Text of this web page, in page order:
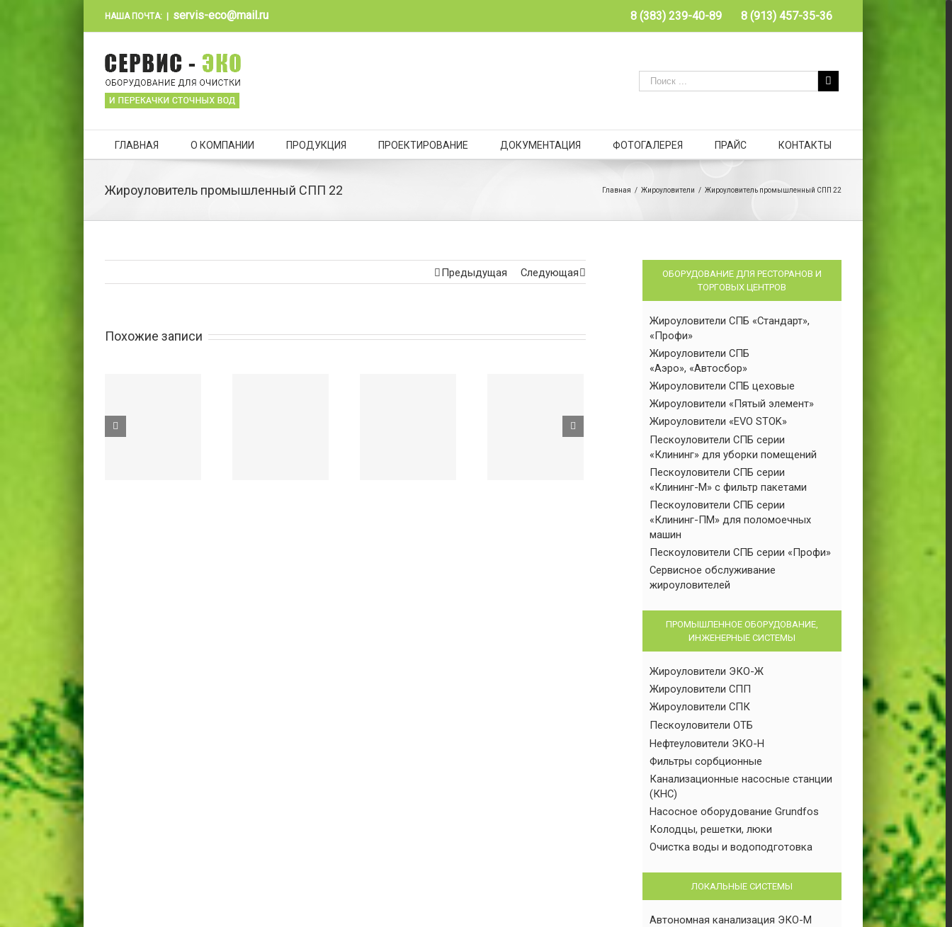
НАША ПОЧТА: servis-eco@mail.ru 8 (383) 239-40-89 8 (913) 457-35-36
ГЛАВНАЯ О КОМПАНИИ ПРОДУКЦИЯ ПРОЕКТИРОВАНИЕ ДОКУМЕНТАЦИЯ ФОТОГАЛЕРЕЯ ПРАЙС КОНТАКТЫ
Жироуловитель промышленный СПП 22 Главная / Жироуловители / Жироуловитель промышленный СПП 22
Предыдущая Следующая
Похожие записи
ОБОРУДОВАНИЕ ДЛЯ РЕСТОРАНОВ И
ТОРГОВЫХ ЦЕНТРОВ
Жироуловители СПБ «Стандарт»,
«Профи»
Жироуловители СПБ
«Аэро», «Автосбор»
Жироуловители СПБ цеховые
Жироуловители «Пятый элемент»
Жироуловители «EVO STOK»
Пескоуловители СПБ серии
«Клининг» для уборки помещений
Пескоуловители СПБ серии
«Клининг-М» с фильтр пакетами
Пескоуловители СПБ серии
«Клининг-ПМ» для поломоечных
машин
Пескоуловители СПБ серии «Профи»
Сервисное обслуживание
жироуловителей
ПРОМЫШЛЕННОЕ ОБОРУДОВАНИЕ,
ИНЖЕНЕРНЫЕ СИСТЕМЫ
Жироуловители ЭКО-Ж
Жироуловители СПП
Жироуловители СПК
Пескоуловители ОТБ
Нефтеуловители ЭКО-Н
Фильтры сорбционные
Канализационные насосные станции
(КНС)
Насосное оборудование Grundfos
Колодцы, решетки, люки
Очистка воды и водоподготовка
ЛОКАЛЬНЫЕ СИСТЕМЫ
Автономная канализация ЭКО-М